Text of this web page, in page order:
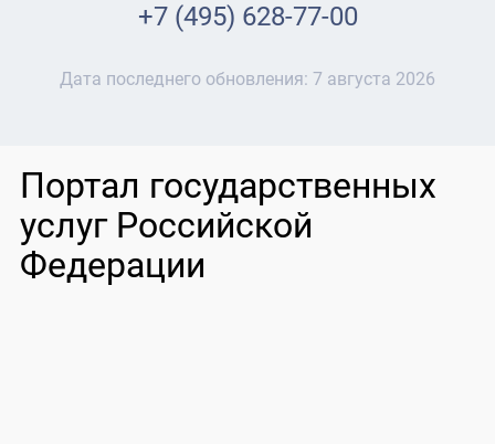
+7 (495) 628-77-00
Дата последнего обновления: 7 августа 2026
Портал государственных
услуг Российской
Федерации